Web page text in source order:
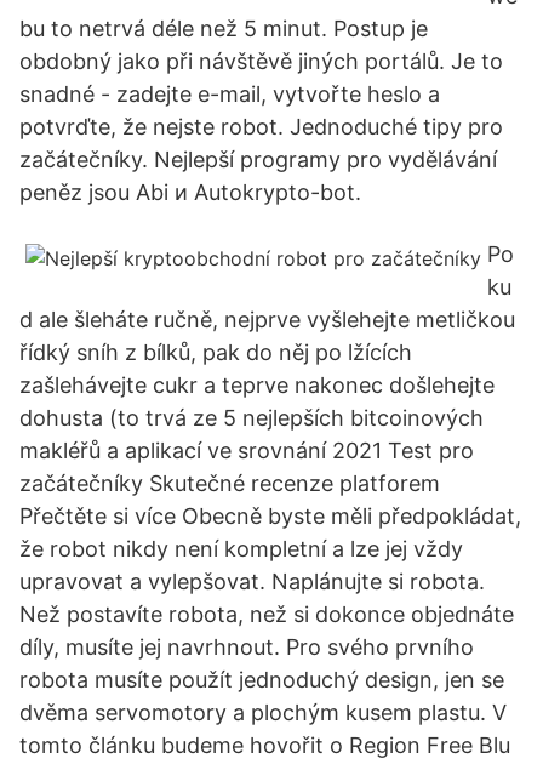
bu to netrvá déle než 5 minut. Postup je
obdobný jako při návštěvě jiných portálů. Je to
snadné - zadejte e-mail, vytvořte heslo a
potvrďte, že nejste robot. Jednoduché tipy pro
začátečníky. Nejlepší programy pro vydělávání
peněz jsou Abi и Autokrypto-bot.
Po
ku
d ale šleháte ručně, nejprve vyšlehejte metličkou
řídký sníh z bílků, pak do něj po lžících
zašlehávejte cukr a teprve nakonec došlehejte
dohusta (to trvá ze 5 nejlepších bitcoinových
makléřů a aplikací ve srovnání 2021 Test pro
začátečníky Skutečné recenze platforem
Přečtěte si více Obecně byste měli předpokládat,
že robot nikdy není kompletní a lze jej vždy
upravovat a vylepšovat. Naplánujte si robota.
Než postavíte robota, než si dokonce objednáte
díly, musíte jej navrhnout. Pro svého prvního
robota musíte použít jednoduchý design, jen se
dvěma servomotory a plochým kusem plastu. V
tomto článku budeme hovořit o Region Free Blu